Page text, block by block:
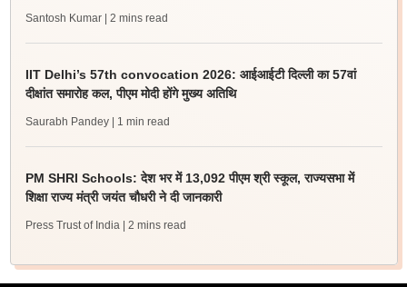
Santosh Kumar | 2 mins read
IIT Delhi’s 57th convocation 2026: आईआईटी दिल्ली का 57वां
दीक्षांत समारोह कल, पीएम मोदी होंगे मुख्य अतिथि
Saurabh Pandey | 1 min read
PM SHRI Schools: देश भर में 13,092 पीएम श्री स्कूल, राज्यसभा में
शिक्षा राज्य मंत्री जयंत चौधरी ने दी जानकारी
Press Trust of India | 2 mins read